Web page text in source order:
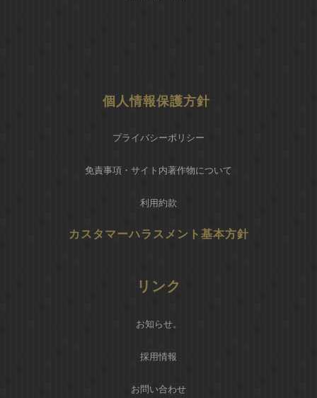
個人情報保護方針
プライバシーポリシー
免責事項・サイト内著作物について
利用約款
カスタマーハラスメント基本方針
リンク
お知らせ。
採用情報
お問い合わせ